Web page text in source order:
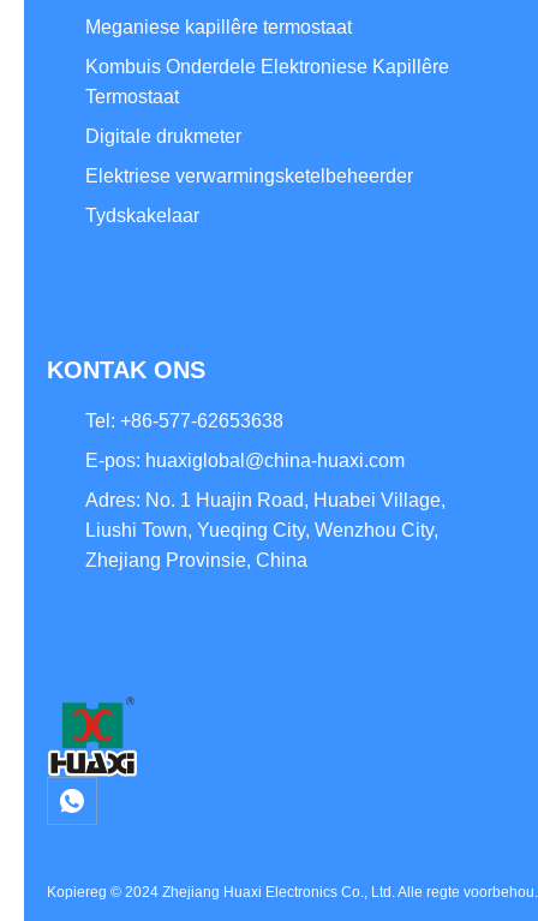
Meganiese kapillêre termostaat
Kombuis Onderdele Elektroniese Kapillêre
Termostaat
Digitale drukmeter
Elektriese verwarmingsketelbeheerder
Tydskakelaar
KONTAK ONS
Tel: +86-577-62653638
E-pos: huaxiglobal@china-huaxi.com
Adres: No. 1 Huajin Road, Huabei Village,
Liushi Town, Yueqing City, Wenzhou City,
Zhejiang Provinsie, China
Kopiereg © 2024 Zhejiang Huaxi Electronics Co., Ltd. Alle regte voorbehou.